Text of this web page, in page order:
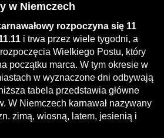
w Niemczech
rozpoczyna się 11
i trwa przez wiele tygodni, a
Wielkiego Postu, który
początku marca. W tym okresie w
w wyznaczone dni odbywają
tabela przedstawia główne
W Niemczech karnawał nazywany
zimą, wiosną, latem, jesienią i